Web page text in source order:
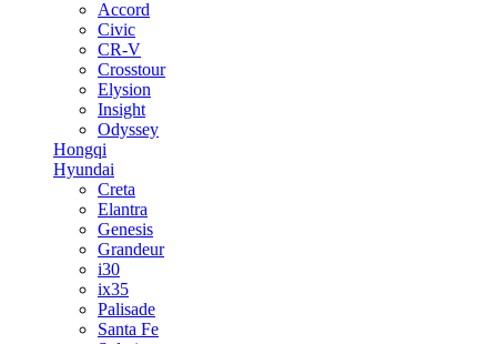
Accord
Civic
CR-V
Crosstour
Elysion
Insight
Odyssey
Hongqi
Hyundai
Creta
Elantra
Genesis
Grandeur
i30
ix35
Palisade
Santa Fe